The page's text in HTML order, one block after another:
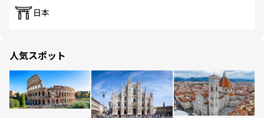
日本
人気スポット